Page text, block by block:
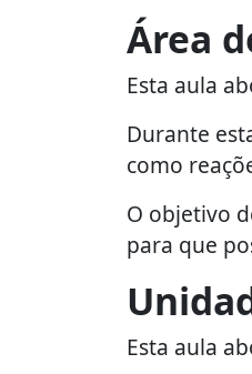
Área
Esta aula
Durante
como
O objetivo
para que
Esta aula